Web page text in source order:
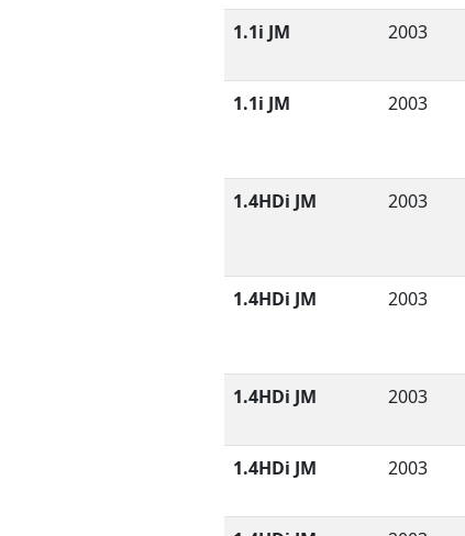
1.1i JM 2003
1.1i JM 2003
1.4HDi JM 2003
1.4HDi JM 2003
1.4HDi JM 2003
1.4HDi JM 2003